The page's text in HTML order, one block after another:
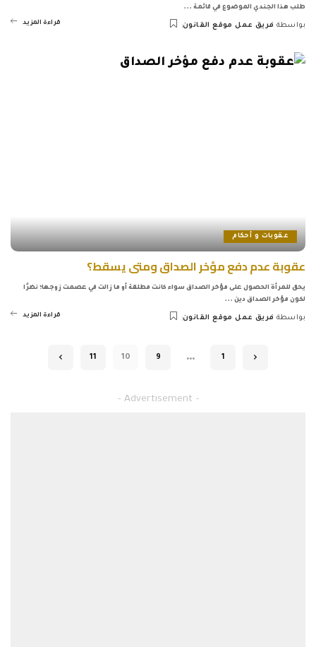
طلب هذا الجندي الموضوع في قائمة ...
Posted
بواسطة فريق عمل موقع القانون قراءة المزيد
عقوبات و أحكام
عقوبة عدم دفع مؤخر الصداق ومتى يسقط؟
يحق للمرأة الحصول على مؤخر الصداق سواء كانت مطلقة أو ما زالت في عصمت زوجها؛ نظرًا
لكون مؤخر الصداق دين ...
بواسطة فريق عمل موقع القانون قراءة المزيد
1
…
9
10
11
– Advertisement –